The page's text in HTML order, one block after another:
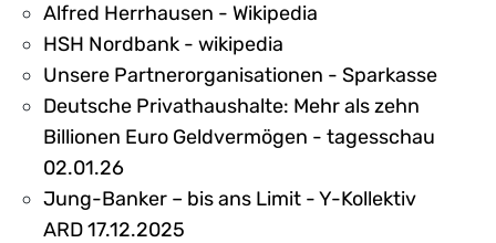
Alfred Herrhausen - Wikipedia
HSH Nordbank - wikipedia
Unsere Partnerorganisationen - Sparkasse
Deutsche Privathaushalte: Mehr als zehn
Billionen Euro Geldvermögen - tagesschau
02.01.26
Jung-Banker – bis ans Limit - Y-Kollektiv
ARD 17.12.2025